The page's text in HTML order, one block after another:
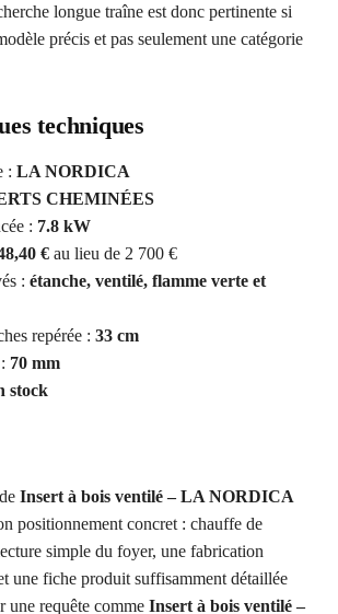
longue traîne est donc pertinente si
précis et pas seulement une catégorie
techniques
: LA NORDICA
CHEMINÉES
: 7.8 kW
€ au lieu de 2 700 €
: étanche, ventilé, flamme verte et
repérée : 33 cm
70 mm
stock
Insert à bois ventilé – LA NORDICA
positionnement concret : chauffe de
simple du foyer, une fabrication
une fiche produit suffisamment détaillée
une requête comme Insert à bois ventilé –